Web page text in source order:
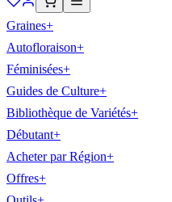
Graines+
Autofloraison+
Féminisées+
Guides de Culture+
Bibliothèque de Variétés+
Débutant+
Acheter par Région+
Offres+